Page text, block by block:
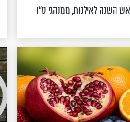
השנה לאילנות, ממנהגי ט"ו